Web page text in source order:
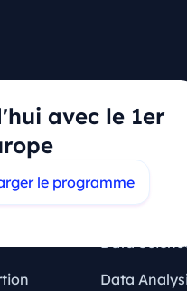
avec le 1er
le programme
Data
Data